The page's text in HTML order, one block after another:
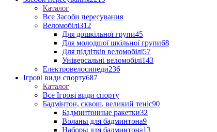
Каталог
Все Засоби пересування
Веломобілі312
Для дошкільної групи45
Для молодшої шкільної групи68
Для підлітків веломобілі57
Універсальні веломобілі143
Електровелосипеди236
Ігрові види спорту687
Каталог
Все Ігрові види спорту
Бадмінтон, сквош, великий теніс90
Бадминтонные ракетки32
Воланы для бадминтона9
Наборы для бадминтона13